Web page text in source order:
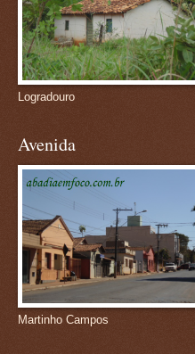
Logradouro
Avenida
Martinho Campos